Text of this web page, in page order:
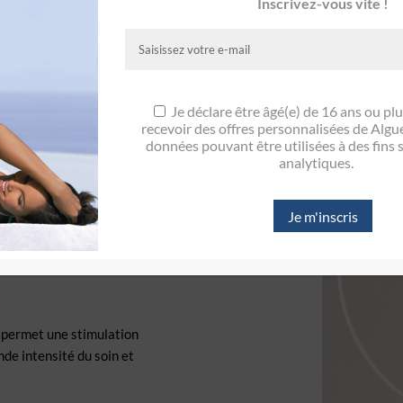
Cellulite gommée
+92%
Peau raffermie
une stimulation
intensité du soin et
Je déclare être âgé(e) de 16 ans ou
recevoir des offres personnalisées de
données pouvant être utilisées à des fins
analytiques.